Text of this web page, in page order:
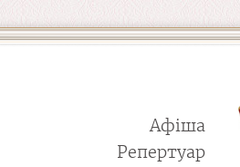
Афіша
Репертуар